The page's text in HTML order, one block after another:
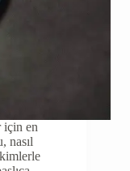
için en
nasıl